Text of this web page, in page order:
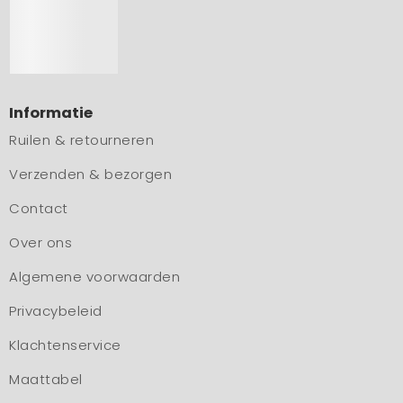
Informatie
Ruilen & retourneren
Verzenden & bezorgen
Contact
Over ons
Algemene voorwaarden
Privacybeleid
Klachtenservice
Maattabel